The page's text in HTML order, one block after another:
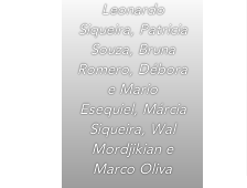
Leonardo
Siqueira, Patricia
Souza, Bruna
Romero, Débora
e Mario
Esequiel, Márcia
Siqueira, Wal
Mordjikian e
Marco Oliva